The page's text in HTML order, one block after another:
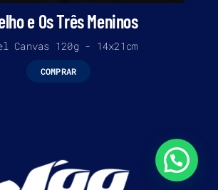
e Os Três Meninos
Canvas 120g - 14x21cm
COMPRAR